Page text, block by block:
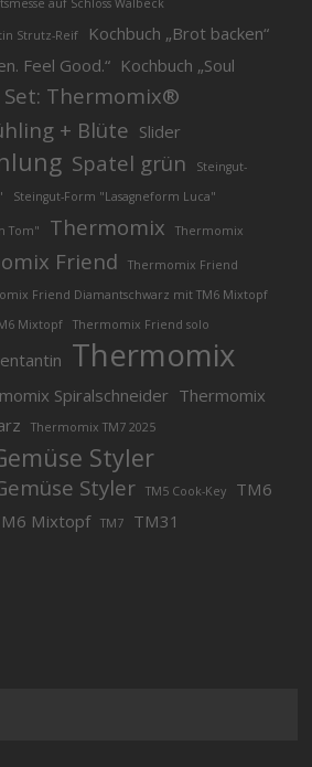
auf Schloss Walbeck
Strutz-Reif
Kochbuch „Brot backen“
Feel Good.“ Kochbuch „Soul
Set: Thermomix®
+ Blüte Slider
Spatel grün
Steingut-
Steingut-Form "Lasagneform Luca"
Tom" Thermomix Thermomix
Friend
Thermomix Friend
Friend Diamantschwarz mit TM6 Mixtopf
Mixtopf
Thermomix Friend solo
Thermomix
Spiralschneider Thermomix
Thermomix TM7 2025
Styler
Styler TM5 Cook-Key
TM6
Mixtopf TM7 TM31